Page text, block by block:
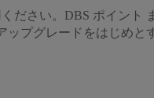
ださい。DBS ポイント
ップグレードをはじめ